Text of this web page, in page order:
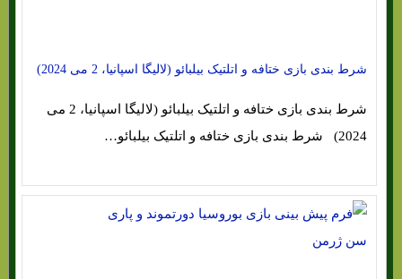
شرط بندی بازی ختافه و اتلتیک بیلبائو (لالیگا اسپانیا، 2 می 2024)
شرط بندی بازی ختافه و اتلتیک بیلبائو (لالیگا اسپانیا، 2 می
2024) شرط بندی بازی ختافه و اتلتیک بیلبائو…